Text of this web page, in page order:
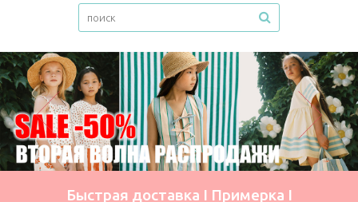
Быстрая доставка I Примерка I